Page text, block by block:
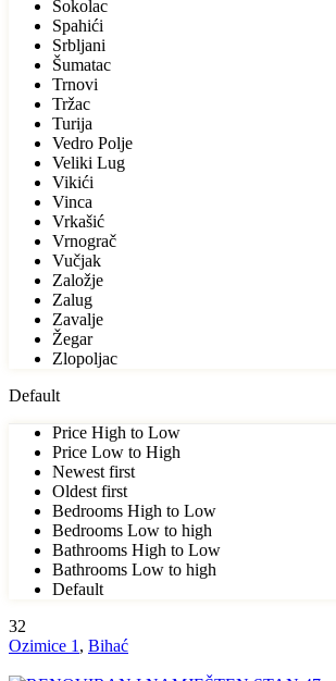
Sokolac
Spahići
Srbljani
Šumatac
Trnovi
Tržac
Turija
Vedro Polje
Veliki Lug
Vikići
Vinca
Vrkašić
Vrnograč
Vučjak
Založje
Zalug
Zavalje
Žegar
Zlopoljac
Default
Price High to Low
Price Low to High
Newest first
Oldest first
Bedrooms High to Low
Bedrooms Low to high
Bathrooms High to Low
Bathrooms Low to high
Default
32
Ozimice 1 , Bihać